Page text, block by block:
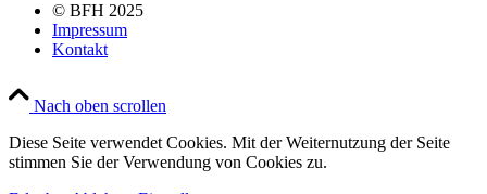
© BFH 2025
Impressum
Kontakt
Nach oben scrollen
Diese Seite verwendet Cookies. Mit der Weiternutzung der Seite
stimmen Sie der Verwendung von Cookies zu.